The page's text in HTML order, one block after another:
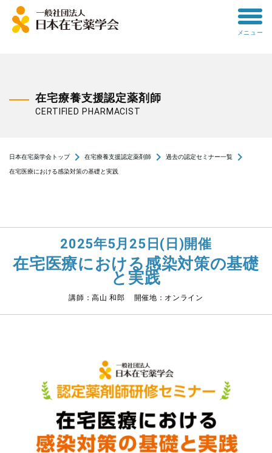
toggle
メニュー
在宅療養支援認定薬剤師
CERTIFIED PHARMACIST
日本在宅薬学会トップnavigate_next 在宅療養支援認定薬剤師 navigate_next 過去の認定セミナー一覧 navigate_next
在宅医療における感染対策の基礎と実践
2025年5月25日(日)開催
在宅医療における感染対策の基礎
と実践
講師：高山 和郎 開催地：オンライン